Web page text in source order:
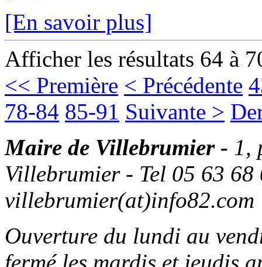
[En savoir plus]
Afficher les résultats 64 à
<< Première < Précédente
78-84 85-91 Suivante >
Maire de Villebrumier - 1,
Villebrumier - Tel 05 63
villebrumier(at)info82.com
Ouverture du lundi au